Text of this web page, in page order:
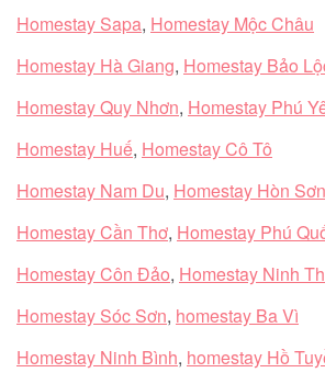
Homestay Sapa, Homestay Mộc Châu
Homestay Hà Giang, Homestay Bảo
Homestay Quy Nhơn, Homestay Phú
Homestay Huế, Homestay Cô Tô
Homestay Nam Du, Homestay Hòn Sơn
Homestay Cần Thơ, Homestay Phú
Homestay Côn Đảo, Homestay Ninh
Homestay Sóc Sơn, homestay Ba Vì
Homestay Ninh Bình, homestay Hồ